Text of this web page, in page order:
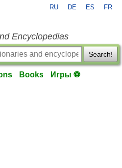
RU DE ES FR
Encyclopedias
Search!
Books Игры ⚽